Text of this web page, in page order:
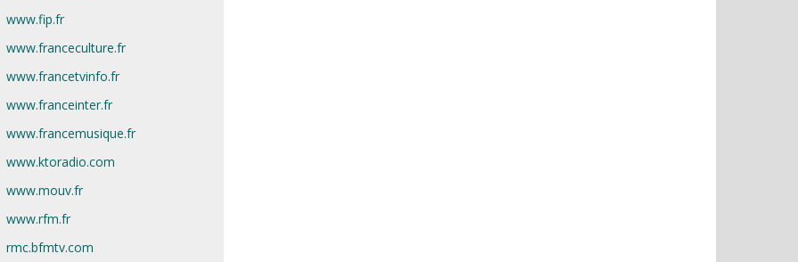
www.fip.fr
www.franceculture.fr
www.francetvinfo.fr
www.franceinter.fr
www.francemusique.fr
www.ktoradio.com
www.mouv.fr
www.rfm.fr
rmc.bfmtv.com